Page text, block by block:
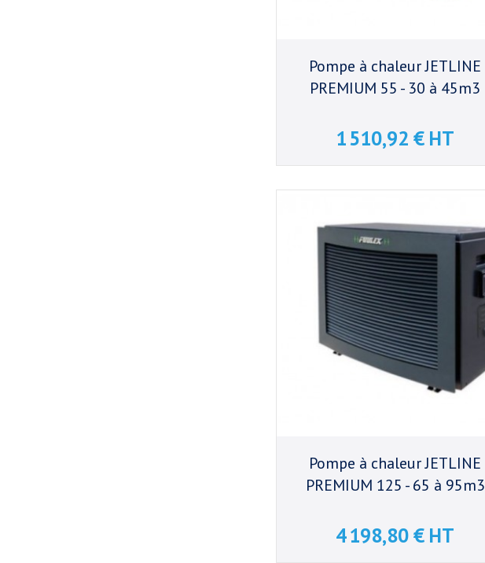
Pompe à chaleur JETLINE
PREMIUM 55 - 30 à 45m3
Prix
1 510,92 € HT
Pompe à chaleur JETLINE
PREMIUM 125 - 65 à 95m3
Prix
4 198,80 € HT